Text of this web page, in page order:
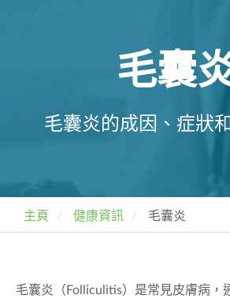
毛囊
毛囊炎的成因、症狀
主頁 健康資訊 毛囊炎
毛囊炎（Folliculitis） 是常見皮膚病，